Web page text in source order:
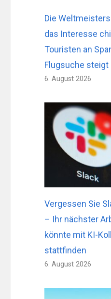
Die
das Interesse
Touristen an
Flugsuche steigt
6. August 2026
Vergessen Sie
– Ihr nächster
könnte mit KI-
stattfinden
6. August 2026